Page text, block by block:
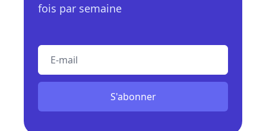
fois par semaine
S'abonner